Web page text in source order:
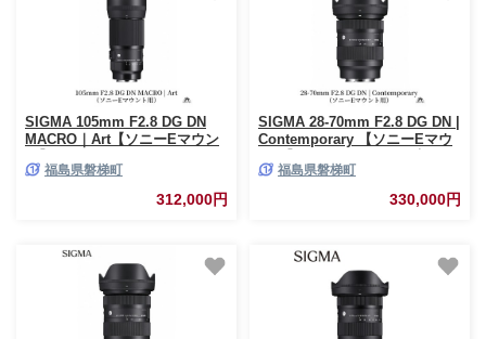
SIGMA 105mm F2.8 DG DN
MACRO｜Art【ソニーEマウン
福島県磐梯町
312,000円
SIGMA 28-70mm F2.8 DG DN |
Contemporary 【ソニーEマウ
福島県磐梯町
330,000円